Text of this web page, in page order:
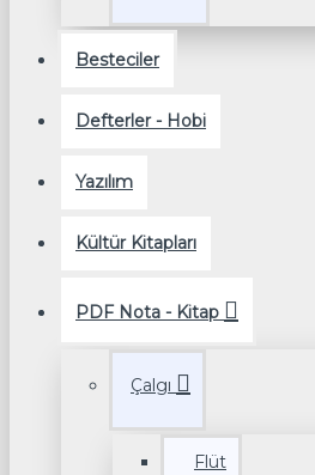
Besteciler
Defterler - Hobi
Yazılım
Kültür Kitapları
PDF Nota - Kitap
Çalgı
Flüt